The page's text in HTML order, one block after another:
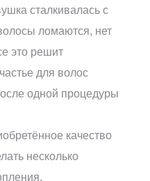
сталкивалась с
ломаются, нет
это решит
для волос
одной процедуры
качество
несколько